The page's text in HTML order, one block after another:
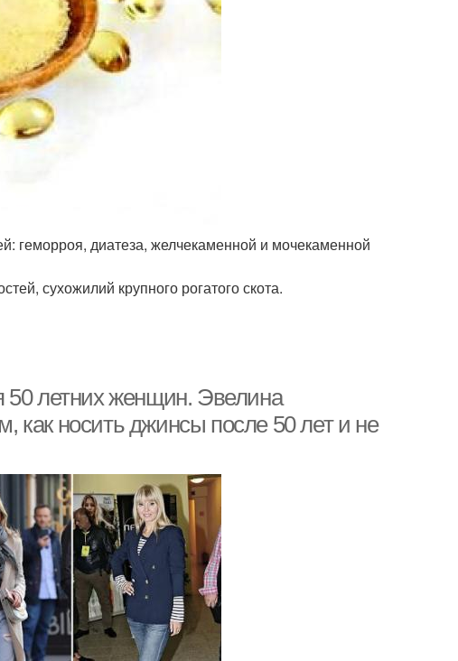
геморроя, диатеза, желчекаменной и мочекаменной
сухожилий крупного рогатого скота.
летних женщин. Эвелина
носить джинсы после 50 лет и не